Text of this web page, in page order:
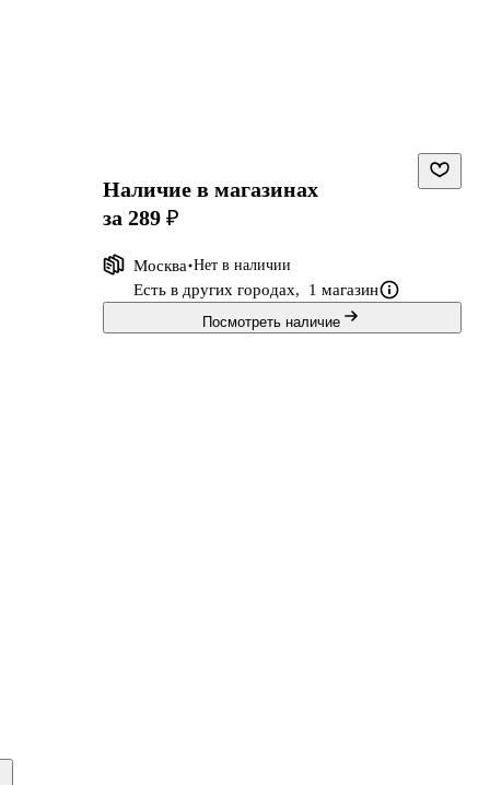
Наличие в магазинах
за 289 ₽
Москва Нет в наличии
Есть в других городах, 1 магазин
Посмотреть наличие